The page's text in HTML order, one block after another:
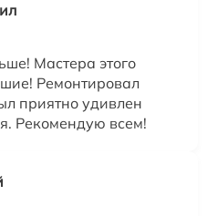
Мастера этого
Ремонтировал
приятно удивлен
Рекомендую всем!